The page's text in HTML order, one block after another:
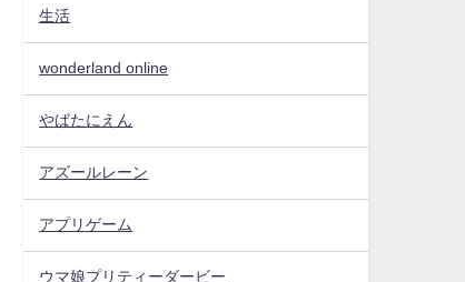
生活
wonderland online
やばたにえん
アズールレーン
アプリゲーム
ウマ娘プリティーダービー